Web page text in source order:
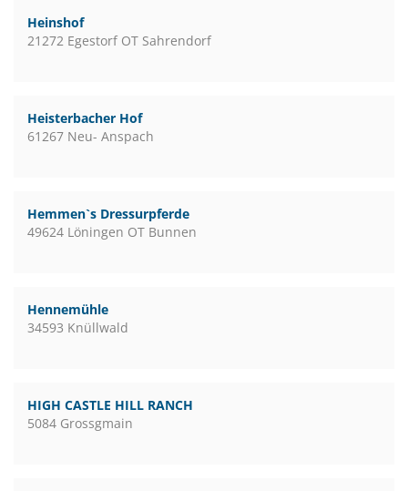
Heinshof
21272 Egestorf OT Sahrendorf
Heisterbacher Hof
61267 Neu- Anspach
Hemmen`s Dressurpferde
49624 Löningen OT Bunnen
Hennemühle
34593 Knüllwald
HIGH CASTLE HILL RANCH
5084 Grossgmain